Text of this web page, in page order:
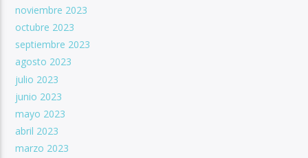
noviembre 2023
octubre 2023
septiembre 2023
agosto 2023
julio 2023
junio 2023
mayo 2023
abril 2023
marzo 2023